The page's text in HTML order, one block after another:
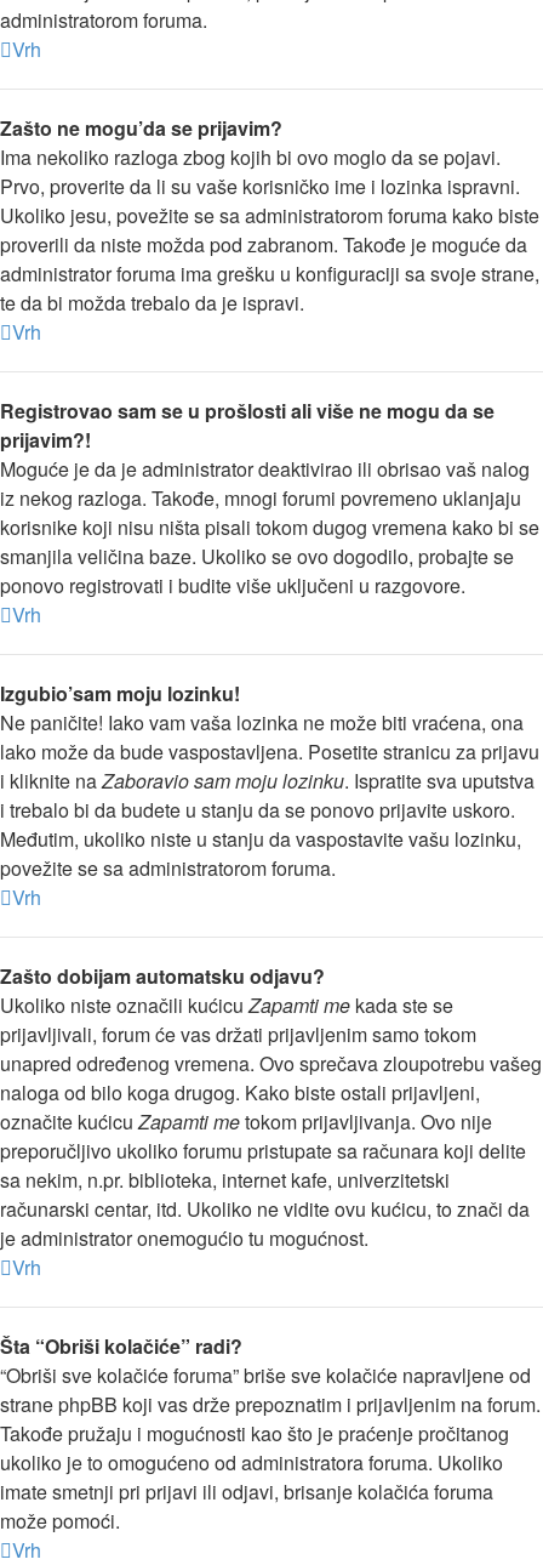
administratorom foruma.
Vrh
Zašto ne mogu’da se prijavim?
Ima nekoliko razloga zbog kojih bi ovo moglo da se pojavi.
Prvo, proverite da li su vaše korisničko ime i lozinka ispravni.
Ukoliko jesu, povežite se sa administratorom foruma kako biste
proverili da niste možda pod zabranom. Takođe je moguće da
administrator foruma ima grešku u konfiguraciji sa svoje strane,
te da bi možda trebalo da je ispravi.
Vrh
Registrovao sam se u prošlosti ali više ne mogu da se
prijavim?!
Moguće je da je administrator deaktivirao ili obrisao vaš nalog
iz nekog razloga. Takođe, mnogi forumi povremeno uklanjaju
korisnike koji nisu ništa pisali tokom dugog vremena kako bi se
smanjila veličina baze. Ukoliko se ovo dogodilo, probajte se
ponovo registrovati i budite više uključeni u razgovore.
Vrh
Izgubio’sam moju lozinku!
Ne paničite! Iako vam vaša lozinka ne može biti vraćena, ona
lako može da bude vaspostavljena. Posetite stranicu za prijavu
i kliknite naZaboravio sam moju lozinku. Ispratite sva uputstva
i trebalo bi da budete u stanju da se ponovo prijavite uskoro.
Međutim, ukoliko niste u stanju da vaspostavite vašu lozinku,
povežite se sa administratorom foruma.
Vrh
Zašto dobijam automatsku odjavu?
Ukoliko niste označili kućicuZapamti me kada ste se
prijavljivali, forum će vas držati prijavljenim samo tokom
unapred određenog vremena. Ovo sprečava zloupotrebu vašeg
naloga od bilo koga drugog. Kako biste ostali prijavljeni,
označite kućicuZapamti metokom prijavljivanja. Ovo nije
preporučljivo ukoliko forumu pristupate sa računara koji delite
sa nekim, n.pr. biblioteka, internet kafe, univerzitetski
računarski centar, itd. Ukoliko ne vidite ovu kućicu, to znači da
je administrator onemogućio tu mogućnost.
Vrh
Šta “Obriši kolačiće” radi?
“Obriši sve kolačiće foruma” briše sve kolačiće napravljene od
strane phpBB koji vas drže prepoznatim i prijavljenim na forum.
Takođe pružaju i mogućnosti kao što je praćenje pročitanog
ukoliko je to omogućeno od administratora foruma. Ukoliko
imate smetnji pri prijavi ili odjavi, brisanje kolačića foruma
može pomoći.
Vrh